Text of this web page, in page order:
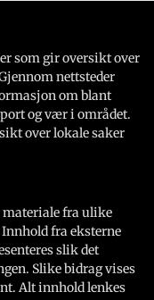
som gir oversikt over
nettsteder
om blant
og vær i området.
over lokale saker
materiale fra ulike
fra eksterne
slik det
Slike bidrag vises
Alt innhold lenkes